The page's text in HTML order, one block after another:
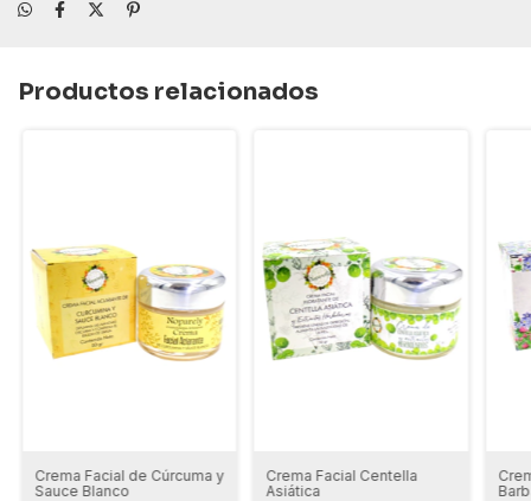
Productos relacionados
Crema Facial de Cúrcuma y
Sauce Blanco
Crema Facial Centella
Asiática